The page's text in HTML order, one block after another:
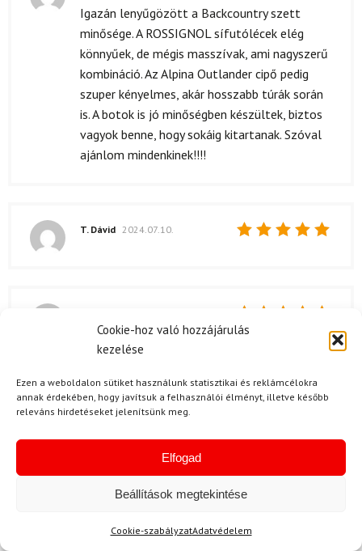
Cookie-hoz való hozzájárulás
kezelése
Ezen a weboldalon sütiket használunk statisztikai és reklámcélokra
annak érdekében, hogy javítsuk a felhasználói élményt, illetve később
releváns hirdetéseket jelenítsünk meg.
Elfogad
Beállítások megtekintése
Cookie-szabályzatAdatvédelem
Értékelés:
/ 5
Igazán lenyűgözött a Backcountry szett
minősége. A ROSSIGNOL sífutólécek elég
könnyűek, de mégis masszívak, ami nagyszerű
kombináció. Az Alpina Outlander cipő pedig
szuper kényelmes, akár hosszabb túrák során
is. A botok is jó minőségben készültek, biztos
vagyok benne, hogy sokáig kitartanak. Szóval
ajánlom mindenkinek!!!!
T. Dávid 2024.07.10.
Értékelés:
A minőség lenyűgöző! A ROSSIGNOL szett
minden részlete jól meg van csinálva, és az
Alpina cipő kényelemben verhetetlen!
Értékelés:
5
2024.02.25.
Tényleg szuper minőségű a termék! Az Alpina
cipő hihetetlenül kényelmes, és a lécek is jól